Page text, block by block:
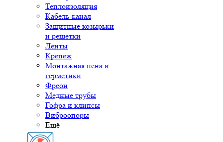
Теплоизоляция
Кабель-канал
Защитные козырьки
и решетки
Ленты
Крепеж
Монтажная пена и
герметики
Фреон
Медные трубы
Гофра и клипсы
Виброопоры
Ещё